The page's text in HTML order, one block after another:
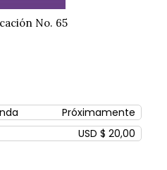
No. 65
Próximamente
USD $ 20,00